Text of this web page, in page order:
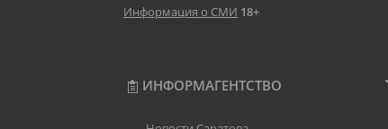
Информация о СМИ 18+
ИНФОРМАГЕНТСТВО